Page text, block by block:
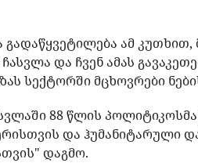
გადაწყვეტილება ამ
და ჩვენ ამას
სექტორში მცხოვრები
88 წლის
და ჰუმანიტარული
დაგმო.